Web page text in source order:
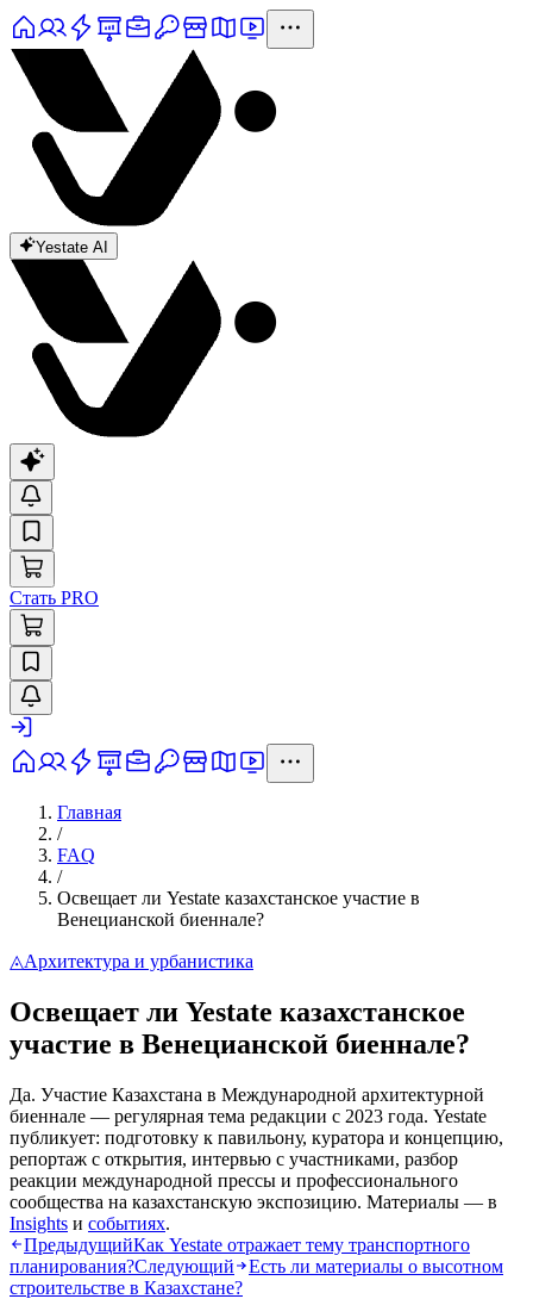
Yestate AI
Стать PRO
Главная
/
FAQ
/
Освещает ли Yestate казахстанское участие в
Венецианской биеннале?
◬Архитектура и урбанистика
Освещает ли Yestate казахстанское
участие в Венецианской биеннале?
Да. Участие Казахстана в Международной архитектурной
биеннале — регулярная тема редакции с 2023 года. Yestate
публикует: подготовку к павильону, куратора и концепцию,
репортаж с открытия, интервью с участниками, разбор
реакции международной прессы и профессионального
сообщества на казахстанскую экспозицию. Материалы — в
Insights и событиях.
ПредыдущийКак Yestate отражает тему транспортного
планирования?Следующий
Есть ли материалы о высотном
строительстве в Казахстане?